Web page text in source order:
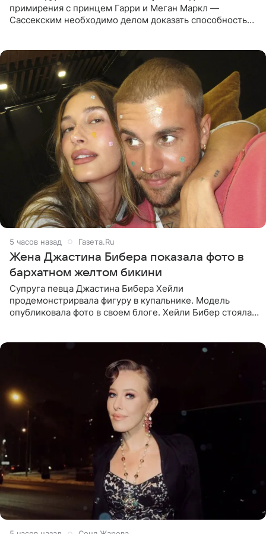
примирения с принцем Гарри и Меган Маркл —
Сассекским необходимо делом доказать способность
5 часов назад Газета.Ru
Жена Джастина Бибера показала фото в
бархатном желтом бикини
Супруга певца Джастина Бибера Хейли
продемонстрирвала фигуру в купальнике. Модель
опубликовала фото в своем блоге. Хейли Бибер стояла